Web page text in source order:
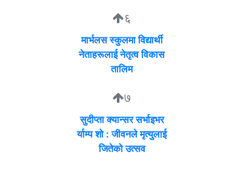
६
मार्भलस स्कुलमा विद्यार्थी
नेताहरूलाई नेतृत्व विकास
तालिम
७
सुदीप्ता क्यान्सर सर्भाइभर
र्याम्प शो : जीवनले मृत्युलाई
जितेको उत्सव